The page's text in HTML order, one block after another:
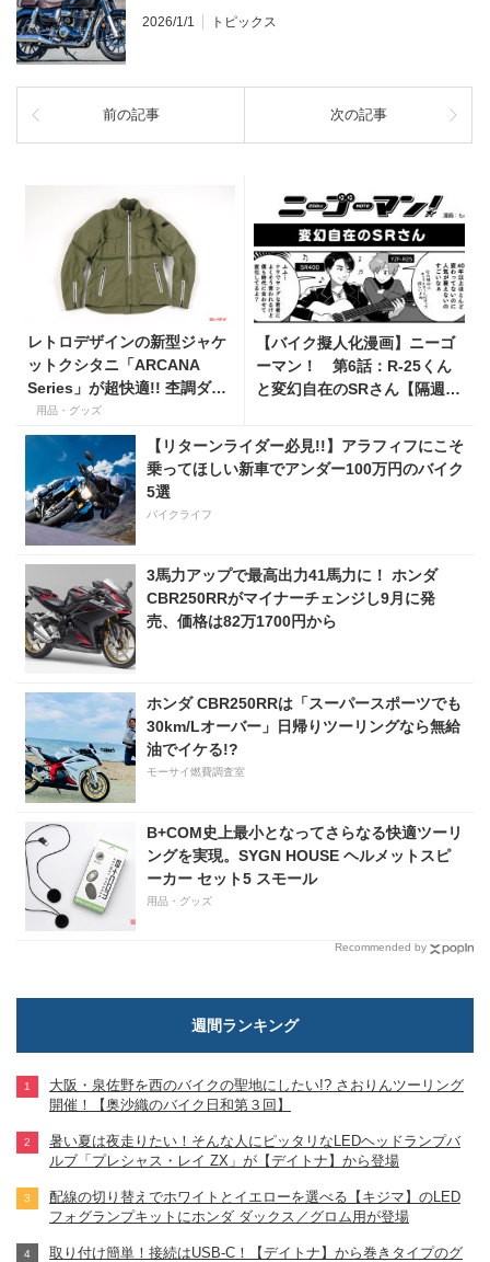
2026/1/1 トピックス
前の記事 次の記事
レトロデザインの新型ジャケ
ットクシタニ「ARCANA
Series」が超快適!! 杢調ダイ
ヤ柄リップストップ生地が新
しい
用品・グッズ
【バイク擬人化漫画】ニーゴ
ーマン！ 第6話：R-25くん
と変幻自在のSRさん【隔週更
【リターンライダー必見!!】アラフィフにこそ
乗ってほしい新車でアンダー100万円のバイク
5選
バイクライフ
3馬力アップで最高出力41馬力に！ ホンダ
CBR250RRがマイナーチェンジし9月に発
売、価格は82万1700円から
ホンダ CBR250RRは「スーパースポーツでも
30km/Lオーバー」日帰りツーリングなら無給
油でイケる!?
モーサイ燃費調査室
B+COM史上最小となってさらなる快適ツーリ
ングを実現。SYGN HOUSE ヘルメットスピ
ーカー セット5 スモール
用品・グッズ
Recommended by
週間ランキング
大阪・泉佐野を西のバイクの聖地にしたい!? さおりんツーリング
開催！【奥沙織のバイク日和第３回】
暑い夏は夜走りたい！そんな人にピッタリなLEDヘッドランプバ
ルブ「プレシャス・レイ ZX」が【デイトナ】から登場
配線の切り替えでホワイトとイエローを選べる【キジマ】のLED
フォグランプキットにホンダ ダックス／グロム用が登場
取り付け簡単！接続はUSB-C！【デイトナ】から巻きタイプのグ